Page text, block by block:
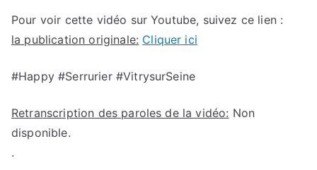
Pour voir cette vidéo sur Youtube, suivez ce lien :
la publication originale: Cliquer ici
#Happy #Serrurier #VitrysurSeine
Retranscription des paroles de la vidéo: Non
disponible.
.